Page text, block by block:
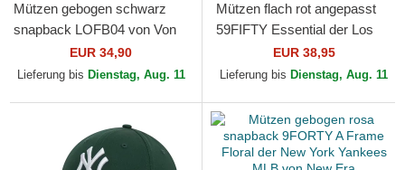
Mützen gebogen schwarz
snapback LOFB04 von Von
EUR 34,90
Lieferung bis Dienstag, Aug. 11
Mützen flach rot angepasst
59FIFTY Essential der Los
Angeles Dodgers MLB von
New Era
EUR 38,95
Lieferung bis Dienstag, Aug. 11